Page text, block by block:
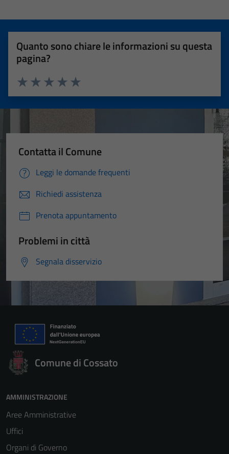
Quanto sono chiare le informazioni su questa
pagina?
Valuta 5 stelle su 5
Valuta 4 stelle su 5
Valuta 3 stelle su 5
Valuta 2 stelle su 5
Valuta 1 stelle su 5
Contatta il Comune
Leggi le domande frequenti
Richiedi assistenza
Prenota appuntamento
Problemi in città
Segnala disservizio
Comune di Cossato
AMMINISTRAZIONE
Aree Amministrative
Uffici
Organi di Governo